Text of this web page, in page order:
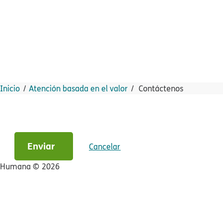
Inicio​​ Atención basada en el valor​​ Contáctenos​​
Enviar​​
Cancelar​​
Humana ©​​ 2026​​